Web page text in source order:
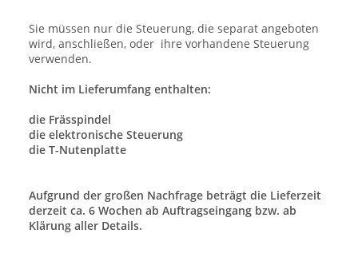
Sie müssen nur die Steuerung, die separat angeboten
wird, anschließen, oder ihre vorhandene Steuerung
verwenden.
Nicht im Lieferumfang enthalten:
die Frässpindel
die elektronische Steuerung
die T-Nutenplatte
Aufgrund der großen Nachfrage beträgt die Lieferzeit
derzeit ca. 6 Wochen ab Auftragseingang bzw. ab
Klärung aller Details.